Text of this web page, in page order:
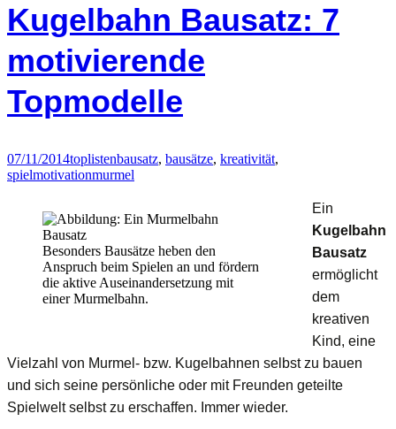
–
Fusion
aus
Technik
Spiel
Kugelbahn Bausatz: 7
motivierende
Topmodelle
07/11/2014toplistenbausatz, bausätze, kreativität,
spielmotivationmurmel
Besonders Bausätze heben den
Anspruch beim Spielen an und fördern
die aktive Auseinandersetzung mit
einer Murmelbahn.
Ein
Kugelbahn
Bausatz
ermöglicht
dem
kreativen
Kind, eine
Vielzahl von Murmel- bzw. Kugelbahnen selbst zu bauen
und sich seine persönliche oder mit Freunden geteilte
Spielwelt selbst zu erschaffen. Immer wieder.